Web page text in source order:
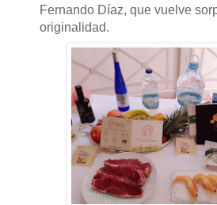
Fernando Díaz, que vuelve
originalidad.